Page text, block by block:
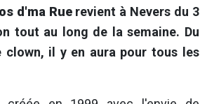
d'ma Ruerevient à Nevers du 3
tout au long de la semaine. Du
il y en aura pour tous les